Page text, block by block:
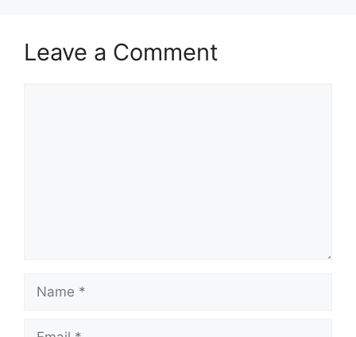
Leave a Comment
Name
Email